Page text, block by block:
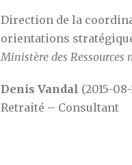
Direction de la
orientations
Ministère des Ressources
Denis Vandal (2015-
Retraité – Consultant